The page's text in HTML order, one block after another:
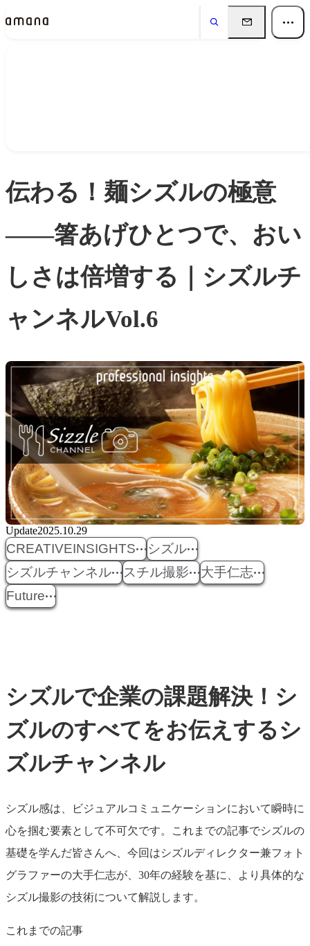
伝わる！麺シズルの極意
――箸あげひとつで、おい
しさは倍増する｜シズルチ
ャンネルVol.6
Update2025.10.29
CREATIVEINSIGHTS
シズル
シズルチャンネル
スチル撮影
大手仁志
Future
シズルで企業の課題解決！シ
ズルのすべてをお伝えするシ
ズルチャンネル
シズル感は、ビジュアルコミュニケーションにおいて瞬時に
心を掴む要素として不可欠です。これまでの記事でシズルの
基礎を学んだ皆さんへ、今回はシズルディレクター兼フォト
グラファーの大手仁志が、30年の経験を基に、より具体的な
シズル撮影の技術について解説します。
これまでの記事